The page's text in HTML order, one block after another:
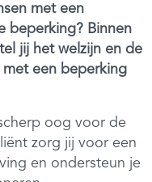
met een
beperking? Binnen
jij het welzijn en de
met een beperking
oog voor de
zorg jij voor een
en ondersteun je